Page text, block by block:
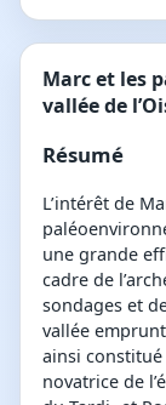
Marc et les
vallée de
Résumé
L’intérêt de
une grande
cadre de
sondages et
vallée
ainsi
novatrice de